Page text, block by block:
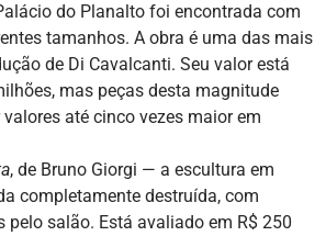
do Planalto foi encontrada com
tamanhos. A obra é uma das mais
de Di Cavalcanti. Seu valor está
mas peças desta magnitude
até cinco vezes maior em
, de Bruno Giorgi — a escultura em
completamente destruída, com
pelo salão. Está avaliado em R$ 250